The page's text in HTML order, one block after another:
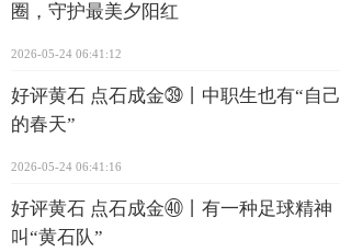
圈，守护最美夕阳红
2026-05-24 06:41:12
好评黄石 点石成金㊴丨中职生也有“自己
的春天”
2026-05-24 06:41:16
好评黄石 点石成金㊵丨有一种足球精神
叫“黄石队”